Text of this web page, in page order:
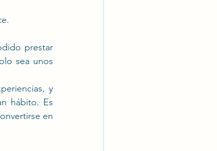
prestar
sea unos
y
hábito. Es
en